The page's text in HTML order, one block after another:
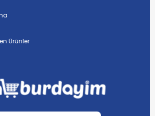
Ürünler